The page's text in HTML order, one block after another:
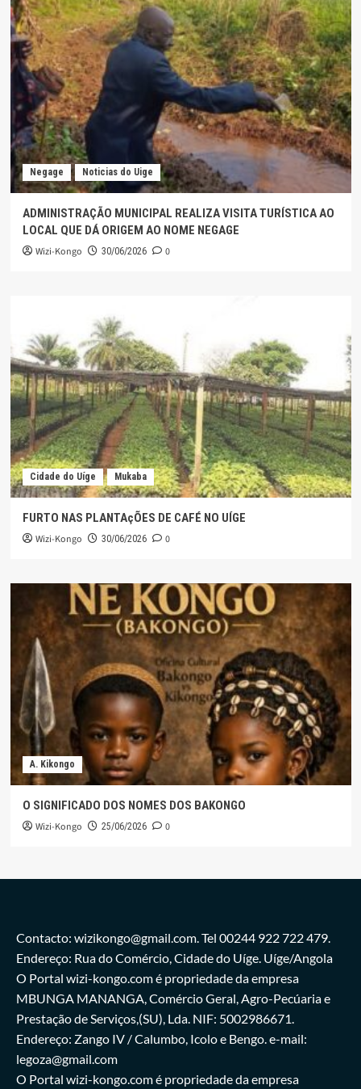
Negage Noticias do Uige
ADMINISTRAÇÃO MUNICIPAL REALIZA VISITA TURÍSTICA AO
LOCAL QUE DÁ ORIGEM AO NOME NEGAGE
Wizi-Kongo 30/06/2026 0
Cidade do Uíge Mukaba
FURTO NAS PLANTAçÕES DE CAFÉ NO UÍGE
Wizi-Kongo 30/06/2026 0
A. Kikongo
O SIGNIFICADO DOS NOMES DOS BAKONGO
Wizi-Kongo 25/06/2026 0
Contacto: wizikongo@gmail.com. Tel 00244 922 722 479.
Endereço: Rua do Comércio, Cidade do Uíge. Uíge/Angola
O Portal wizi-kongo.com é propriedade da empresa
MBUNGA MANANGA, Comércio Geral, Agro-Pecúaria e
Prestação de Serviços,(SU), Lda. NIF: 5002986671.
Endereço: Zango IV / Calumbo, Icolo e Bengo. e-mail:
legoza@gmail.com
O Portal wizi-kongo.com é propriedade da empresa